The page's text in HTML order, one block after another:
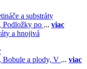
a substráty
Podložky po ... viac
a hnojivá
Bobule a plody, V ... viac